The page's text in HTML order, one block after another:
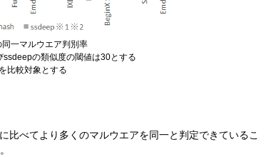
一マルウエア判別率
類似度の閾値は30とする
比較対象とする
べてより多くのマルウエアを同一と判定できているこ